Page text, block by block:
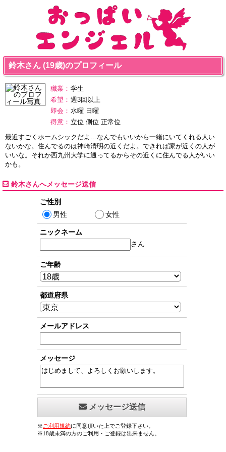
鈴木さん (19歳)のプロフィール
職業： 学生
希望： 週3回以上
即会： 水曜 日曜
得意： 立位 側位 正常位
最近すごくホームシックだよ…なんでもいいから一緒にいてくれる人い
ないかな。住んでるのは神崎清明の近くだよ。できれば家が近くの人が
いいな。それか西九州大学に通ってるからその近くに住んでる人がいい
かも。
鈴木さんへメッセージ送信